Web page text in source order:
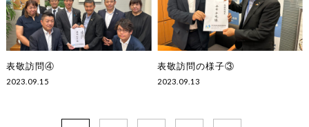
表敬訪問④
2023.09.15
表敬訪問の様子③
2023.09.13